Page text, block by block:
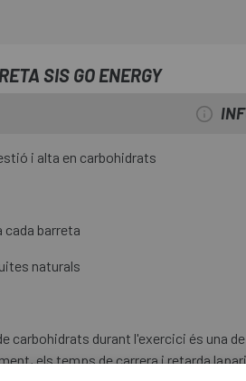
SIS GO ENERGY
i alta en carbohidrats
cada barreta
naturals
carbohidrats durant l'exercici és una
els temps de carrera i retarda